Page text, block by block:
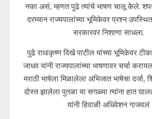
नका असं, म्हणत पुढे त्यांचे भाषण चालू केले.
दरम्यान राज्यपालांच्या भूमिकेवर प्रश्न
सरकारवर निशाणा साधला.
पुढे राधाकृष्ण विखे पाटील यांच्या भूमिकेवर
जाधव यांनी राज्यपालांच्या भाषणावर चर्चा
मराठी भाषेला मिळालेला अभिजात भाषेचा दर्जा,
दोस्त झालेला पुतळा या सगळ्या त्यांना हात
यांनी हिवाळी अधिवेशन गाजवलं